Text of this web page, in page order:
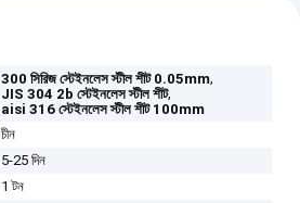
300 সিরিজ স্টেইনলেস স্টীল শীট 0.05mm,
JIS 304 2b স্টেইনলেস স্টীল শীট,
aisi 316 স্টেইনলেস স্টীল শীট 100mm
চীন
5-25 দিন
1 টন